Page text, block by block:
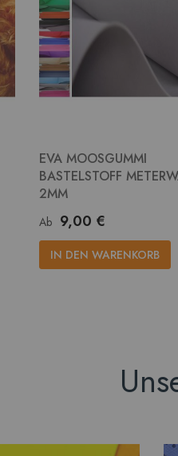
EVA MOOSGUMMI
BASTELSTOFF
2MM
Ab 9,00 €
IN DEN WARENKORB